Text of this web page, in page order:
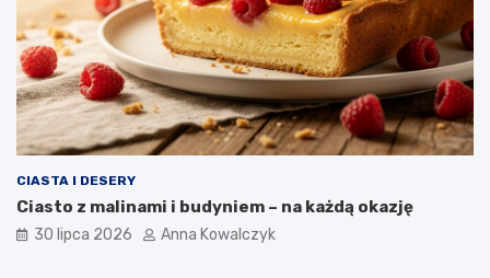
CIASTA I DESERY
Ciasto z malinami i budyniem – na każdą okazję
30 lipca 2026 Anna Kowalczyk